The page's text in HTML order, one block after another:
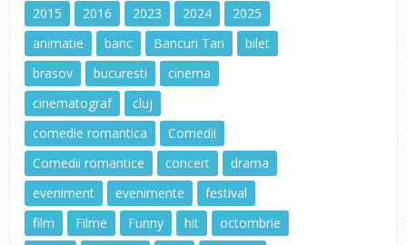
2015
2016 2023 2024
2025
animatie
banc Bancuri Tari
bilet
brasov
bucuresti
cinema
cinematograf
cluj
comedie romantica
Comedii
Comedii romantice
concert
drama
eveniment
evenimente
festival
film
Filme Funny hit
octombrie